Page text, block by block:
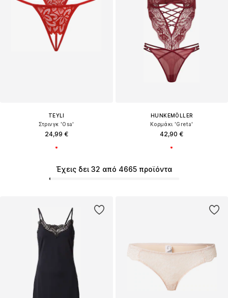
TEYLI
Στρινγκ 'Osa'
24,99 €
HUNKEMÖLLER
Κορμάκι 'Greta'
42,90 €
Έχεις δει 32 από 4665 προϊόντα